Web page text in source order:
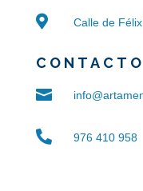
 Calle de
CONTACTO

 976 410 958